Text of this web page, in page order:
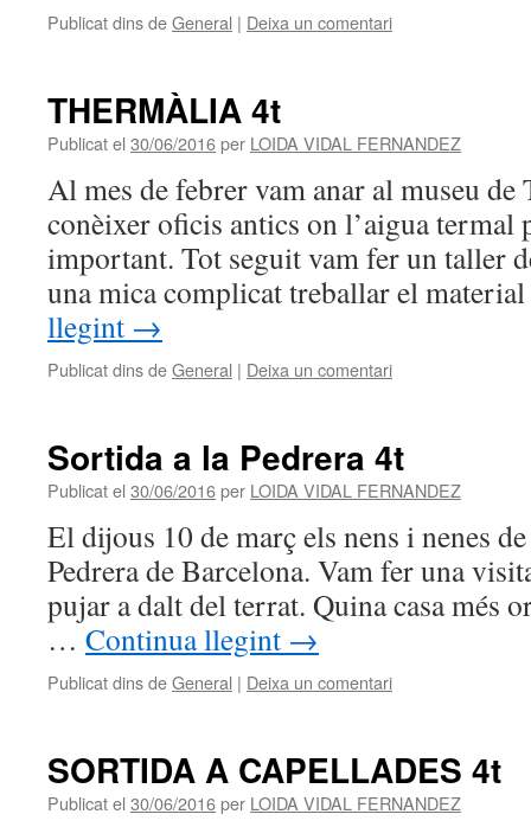
Publicat dins deGeneral | Deixa un comentari
THERMÀLIA 4t
Publicat el 30/06/2016per LOIDA VIDAL FERNANDEZ
Al mes de febrer vam anar al museu
conèixer oficis antics on l’aigua termal
important. Tot seguit vam fer un taller
una mica complicat treballar el
llegint →
Publicat dins deGeneral | Deixa un comentari
Sortida a la Pedrera 4t
Publicat el 30/06/2016per LOIDA VIDAL FERNANDEZ
El dijous 10 de març els nens i nenes
Pedrera de Barcelona. Vam fer una
pujar a dalt del terrat. Quina casa més
… Continua llegint →
Publicat dins deGeneral | Deixa un comentari
SORTIDA A CAPELLADES 4t
Publicat el 30/06/2016per LOIDA VIDAL FERNANDEZ